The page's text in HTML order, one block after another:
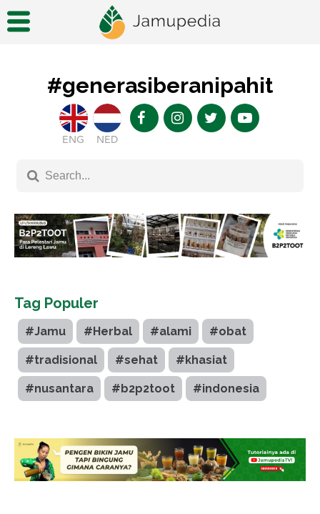
#generasiberanipahit
ENG NED
Tag Populer
#Jamu #Herbal #alami #obat
#tradisional #sehat #khasiat
#nusantara #b2p2toot #indonesia